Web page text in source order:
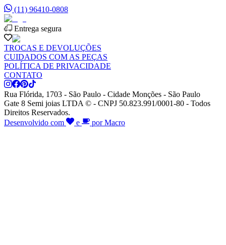
(11) 96410-0808
Entrega segura
TROCAS E DEVOLUÇÕES
CUIDADOS COM AS PEÇAS
POLÍTICA DE PRIVACIDADE
CONTATO
Rua Flórida, 1703 - São Paulo - Cidade Monções - São Paulo
Gate 8 Semi joias LTDA © - CNPJ 50.823.991/0001-80 - Todos
Direitos Reservados.
Desenvolvido com
e por Macro